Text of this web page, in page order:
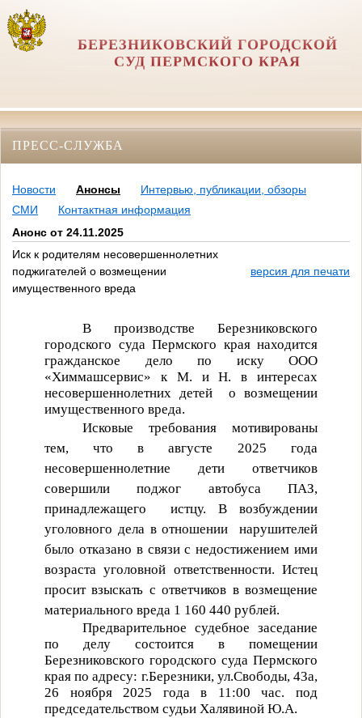
БЕРЕЗНИКОВСКИЙ ГОРОДСКОЙ
СУД ПЕРМСКОГО КРАЯ
ПРЕСС-СЛУЖБА
Новости Анонсы
Интервью, публикации, обзоры
СМИ
Контактная информация
Анонс от 24.11.2025
Иск к родителям несовершеннолетних
поджигателей о возмещении
имущественного вреда
версия для печати
В производстве Березниковского
городского суда Пермского края находится
гражданское дело по иску ООО
«Химмашсервис» к М. и Н. в интересах
несовершеннолетних детей
о возмещении
имущественного вреда.
Исковые требования мотивированы
тем, чтов августе 2025 года
несовершеннолетние дети ответчиков
совершили поджог автобуса ПАЗ,
принадлежащего
истцу. В возбуждении
уголовного дела в отношении
нарушителей
было отказано в связи с недостижением ими
возраста уголовной ответственности. Истец
просит взыскать с ответчиков в возмещение
материального вреда 1 160 440 рублей.
Предварительное судебное заседание
по делу состоится в помещении
Березниковского городского суда Пермского
края по адресу: г.Березники, ул.Свободы, 43а,
26 ноября 2025 года в 11:00 час. под
председательством судьи Халявиной Ю.А.